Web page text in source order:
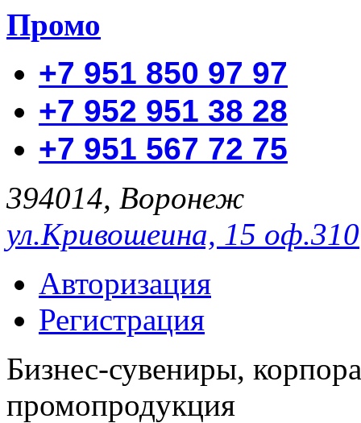
Промо
+7 951 850 97 97
+7 952 951 38 28
+7 951 567 72 75
394014, Воронеж
ул.Кривошеина, 15 оф.310
Авторизация
Регистрация
Бизнес-сувениры,
промопродукция